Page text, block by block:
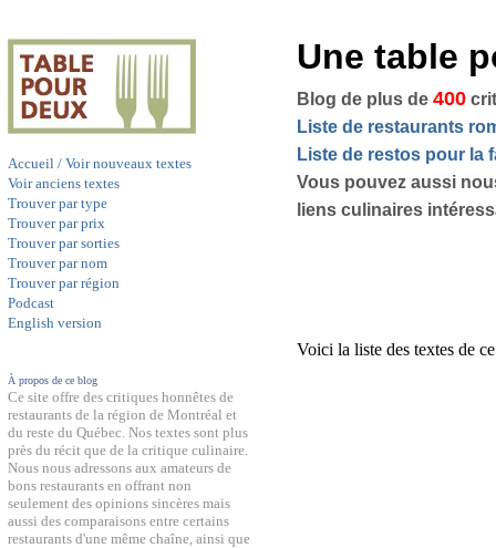
Accueil / Voir nouveaux textes
Voir anciens textes
Trouver par type
Trouver par prix
Trouver par sorties
Trouver par nom
Trouver par région
Podcast
English version
À propos de ce blog
Ce site offre des critiques honnêtes de
restaurants de la région de Montréal et
du reste du Québec. Nos textes sont plus
près du récit que de la critique culinaire.
Nous nous adressons aux amateurs de
bons restaurants en offrant non
seulement des opinions sincères mais
aussi des comparaisons entre certains
restaurants d'une même chaîne, ainsi que
Une table
Blog de plus de 400
Liste de restaurants
Liste de restos pour la
Vous pouvez aussi
liens culinaires
Voici la liste des textes de